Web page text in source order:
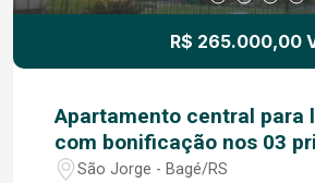
R$ 265.000,00
Apartamento central para
com bonificação nos 03
meses!!!
São Jorge - Bagé/RS